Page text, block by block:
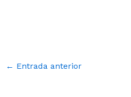
← Entrada anterior